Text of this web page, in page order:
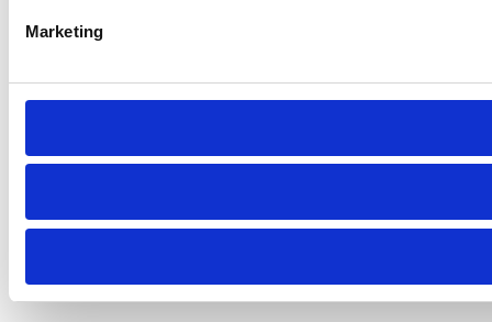
Marketing